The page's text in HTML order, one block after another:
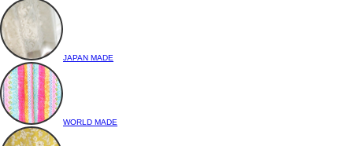
JAPAN MADE
WORLD MADE